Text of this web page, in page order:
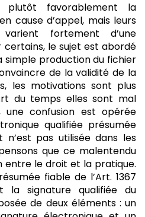
plutôt favorablement la
cause d’appel, mais leurs
fortement d’une
certains, le sujet est abordé
production du fichier
de la validité de la
les motivations sont plus
du temps elles sont mal
une confusion est opérée
qualifiée présumée
n’est pas utilisée dans les
que ce malentendu
entre le droit et la pratique.
fiable de l’Art. 1367
la signature qualifiée du
de deux éléments : un